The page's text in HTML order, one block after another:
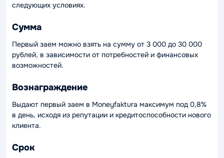
следующих условиях.
Сумма
Первый заем можно взять на сумму от 3 000 до 30 000
рублей, в зависимости от потребностей и финансовых
возможностей.
Вознаграждение
Выдают первый заем в Moneyfaktura максимум под 0,8%
в день, исходя из репутации и кредитоспособности нового
клиента.
Срок